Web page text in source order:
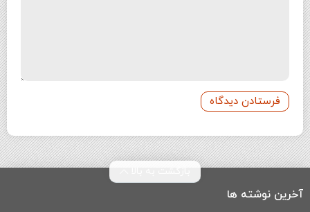
آخرین نوشته ها